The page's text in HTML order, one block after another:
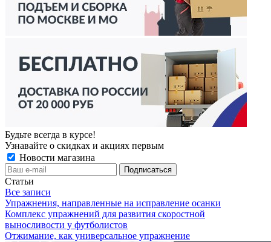
Будьте всегда в курсе!
Узнавайте о скидках и акциях первым
Новости магазина
Статьи
Все записи
Упражнения, направленные на исправление осанки
Комплекс упражнений для развития скоростной
выносливости у футболистов
Отжимание, как универсальное упражнение